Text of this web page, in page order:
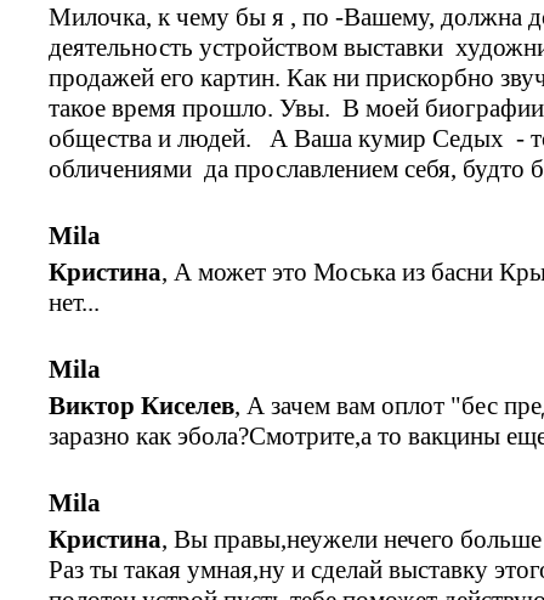
Милочка, к чему бы я , по -Вашему, должна
деятельность устройством выставки
продажей его картин. Как ни прискорбно
такое время прошло. Увы. В моей
общества и людей. А Ваша кумир Седых -
обличениями да прославлением себя, будто
Mila
Кристина, А может это Моська из басни
нет...
Mila
Виктор Киселев, А зачем вам оплот "бес
заразно как эбола?Смотрите,а то вакцины
Mila
Кристина, Вы правы,неужели нечего
Раз ты такая умная,ну и сделай выставку